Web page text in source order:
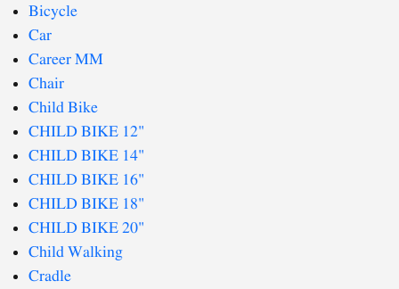
Bicycle
Car
Career MM
Chair
Child Bike
CHILD BIKE 12"
CHILD BIKE 14"
CHILD BIKE 16"
CHILD BIKE 18"
CHILD BIKE 20"
Child Walking
Cradle